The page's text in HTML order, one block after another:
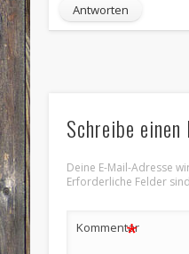
Antworten
Schreibe
Deine E-Mail-Adresse
Erforderliche Felder
Kommentar
*